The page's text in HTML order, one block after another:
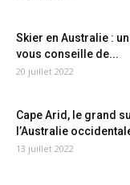
Skier en Australie :
vous conseille de...
20 juillet 2022
Cape Arid, le grand
l’Australie
13 juillet 2022